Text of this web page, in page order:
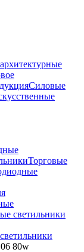
Силовые
Торговые
светильники
80w